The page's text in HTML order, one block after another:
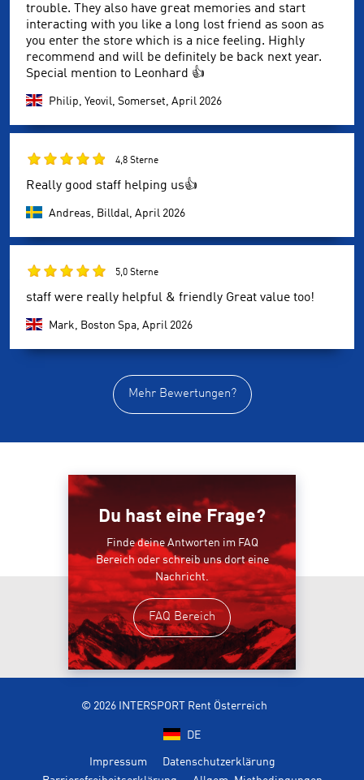
trouble. They also have great memories and start
interacting with you like a long lost friend as soon as
you enter the store which is a nice feeling. Highly
recommend and will be definitely be back next year.
Special mention to Leonhard 👍
Philip, Yeovil, Somerset, April 2026
4,8 Sterne
Really good staff helping us👍
Andreas, Billdal, April 2026
5,0 Sterne
staff were really helpful & friendly Great value too!
Mark, Boston Spa, April 2026
Mehr Bewertungen?
Du hast eine Frage?
Finde deine Antworten im FAQ
Bereich oder schreib uns dort eine
Nachricht.
FAQ Bereich
© 2026 INTERSPORT Rent Österreich
DE
Impressum
Datenschutzerklärung